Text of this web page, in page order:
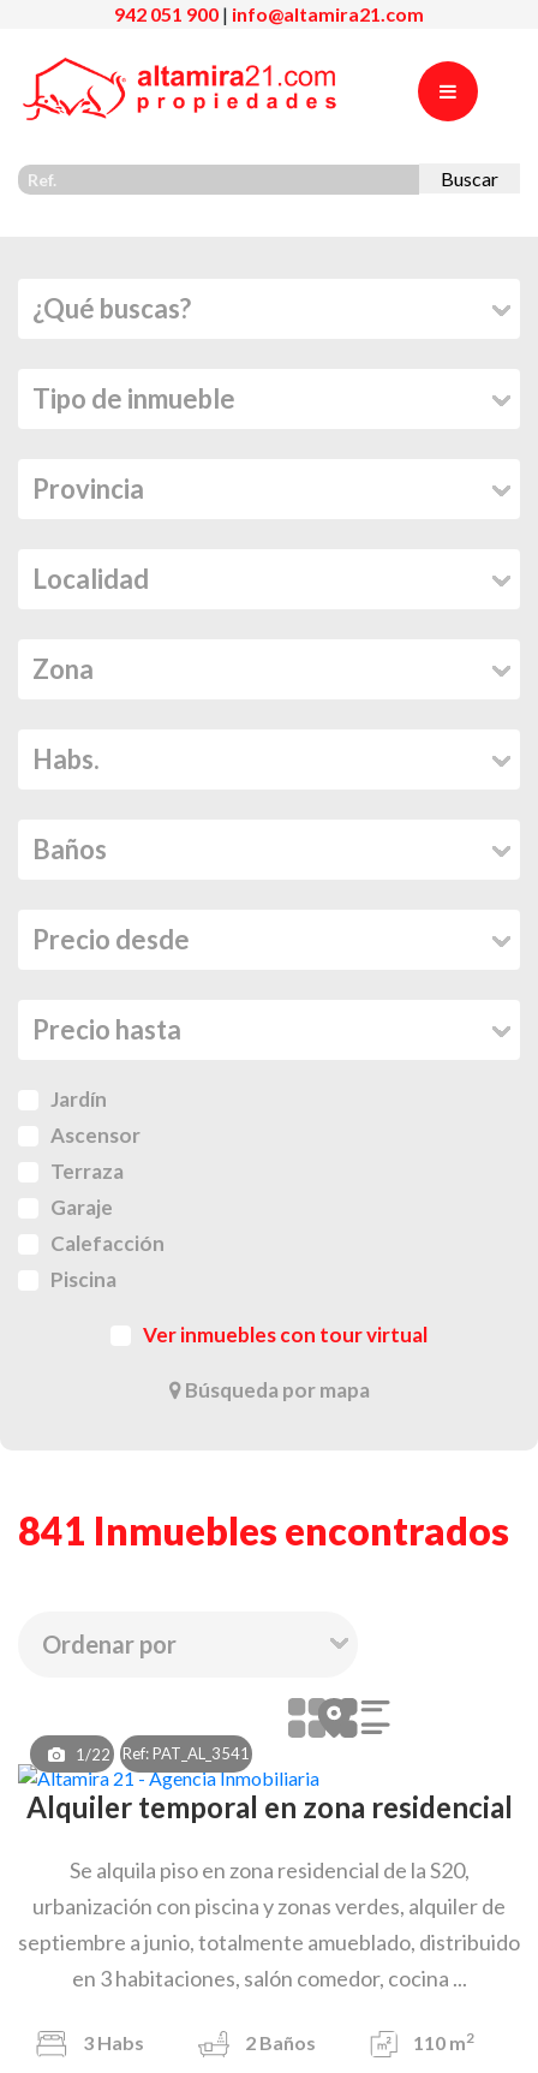
942 051 900 | info@altamira21.com
Buscar
Jardín
Ascensor
Terraza
Garaje
Calefacción
Piscina
Ver inmuebles con tour virtual
Búsqueda por mapa
841 Inmuebles encontrados
1/22 Ref: PAT_AL_3541
Alquiler temporal en zona residencial
Se alquila piso en zona residencial de la S20,
urbanización con piscina y zonas verdes, alquiler de
septiembre a junio, totalmente amueblado, distribuido
en 3 habitaciones, salón comedor, cocina ...
3 Habs 2 Baños 110 m2